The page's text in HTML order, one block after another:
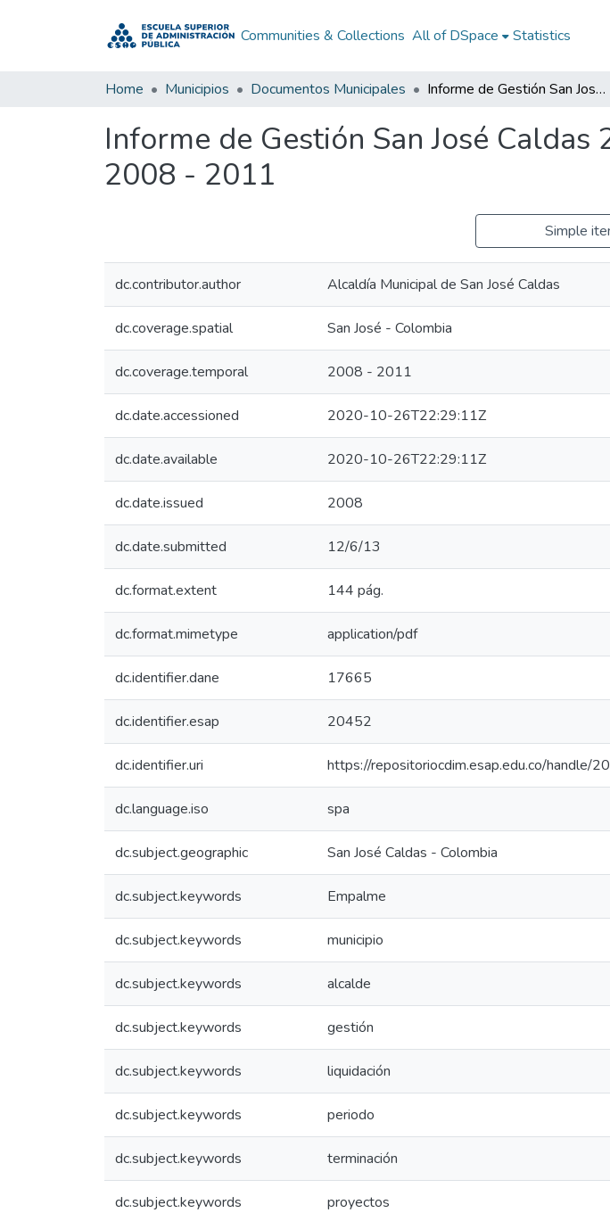
Communities & Collections All of DSpace Statistics
Home Municipios Documentos Municipales Informe de Gestión San José Caldas 2008 - 2011: IG San José Caldas 2008 - 2011
Informe de Gestión San José
2008 - 2011
Simple
dc.contributor.author Alcaldía Municipal de San José Caldas
dc.coverage.spatial San José - Colombia
dc.coverage.temporal 2008 - 2011
dc.date.accessioned 2020-10-26T22:29:11Z
dc.date.available 2020-10-26T22:29:11Z
dc.date.issued 2008
dc.date.submitted 12/6/13
dc.format.extent 144 pág.
dc.format.mimetype application/pdf
dc.identifier.dane 17665
dc.identifier.esap 20452
dc.identifier.uri https://repositoriocdim.esap.edu.co/handle/
dc.language.iso spa
dc.subject.geographic San José Caldas - Colombia
dc.subject.keywords Empalme
dc.subject.keywords municipio
dc.subject.keywords alcalde
dc.subject.keywords gestión
dc.subject.keywords liquidación
dc.subject.keywords periodo
dc.subject.keywords terminación
dc.subject.keywords proyectos